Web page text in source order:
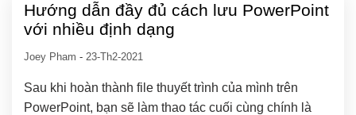
Hướng dẫn đầy đủ cách lưu PowerPoint
với nhiều định dạng
Joey Pham - 23-Th2-2021
Sau khi hoàn thành file thuyết trình của mình trên
PowerPoint, bạn sẽ làm thao tác cuối cùng chính là